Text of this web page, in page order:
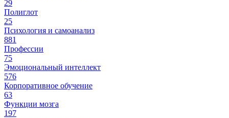
29
Полиглот
25
Психология и самоанализ
881
Профессии
75
Эмоциональный интеллект
576
Корпоративное обучение
63
Функции мозга
197